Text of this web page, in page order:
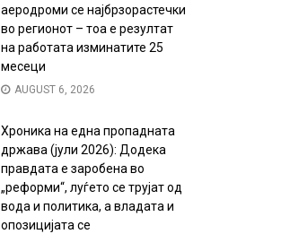
аеродроми се најбрзорастечки
во регионот – тоа е резултат
на работата изминатите 25
месеци
AUGUST 6, 2026
Хроника на една пропадната
држава (јули 2026): Додека
правдата е заробена во
„реформи“, луѓето се трујат од
вода и политика, а владата и
опозицијата се